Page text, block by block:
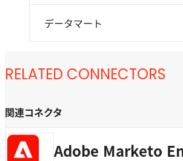
データマート
RELATED CONNECTORS
関連コネクタ
Adobe Marketo